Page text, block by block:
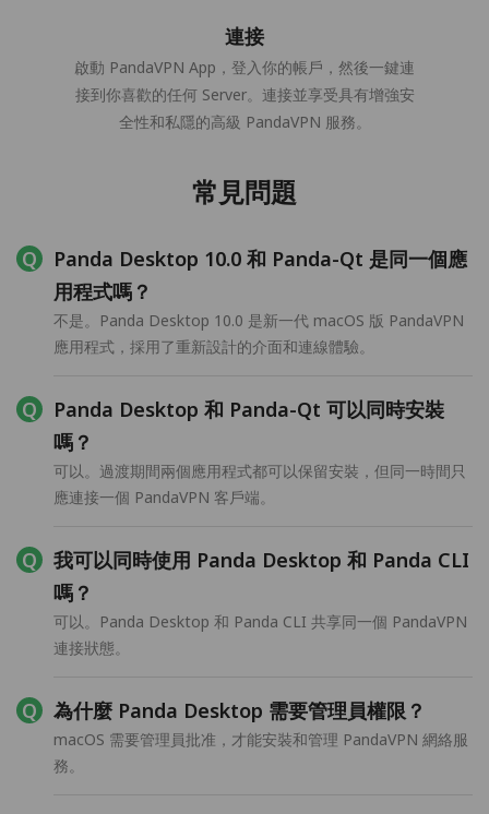
連接
啟動 PandaVPN App，登入你的帳戶，然後一鍵連
接到你喜歡的任何 Server。連接並享受具有增強安
全性和私隱的高級 PandaVPN 服務。
常見問題
Panda Desktop 10.0 和 Panda-Qt 是同一個應
用程式嗎？
不是。Panda Desktop 10.0 是新一代 macOS 版 PandaVPN
應用程式，採用了重新設計的介面和連線體驗。
Panda Desktop 和 Panda-Qt 可以同時安裝
嗎？
可以。過渡期間兩個應用程式都可以保留安裝，但同一時間只
應連接一個 PandaVPN 客戶端。
我可以同時使用 Panda Desktop 和 Panda CLI
嗎？
可以。Panda Desktop 和 Panda CLI 共享同一個 PandaVPN
連接狀態。
為什麼 Panda Desktop 需要管理員權限？
macOS 需要管理員批准，才能安裝和管理 PandaVPN 網絡服
務。